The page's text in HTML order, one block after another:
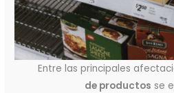
Entre las principales
de productos se